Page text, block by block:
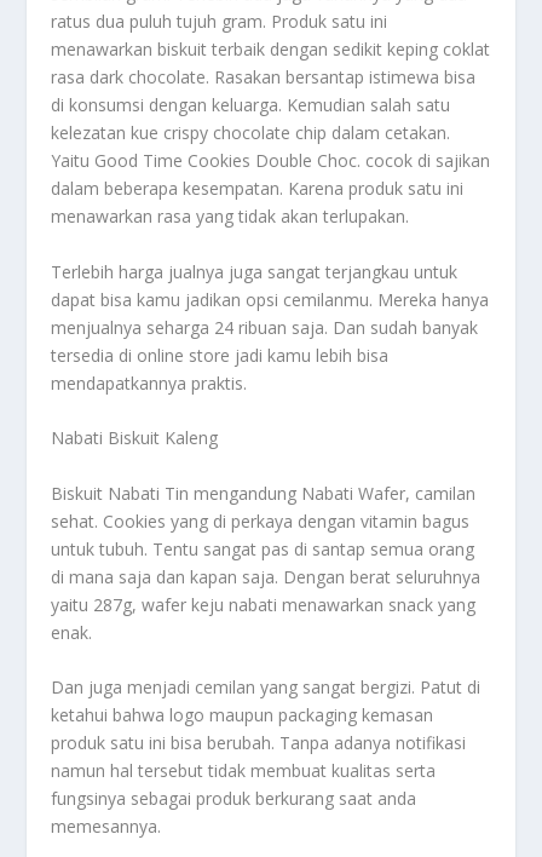
ratus dua puluh tujuh gram. Produk satu ini
menawarkan biskuit terbaik dengan sedikit keping coklat
rasa dark chocolate. Rasakan bersantap istimewa bisa
di konsumsi dengan keluarga. Kemudian salah satu
kelezatan kue crispy chocolate chip dalam cetakan.
Yaitu Good Time Cookies Double Choc. cocok di sajikan
dalam beberapa kesempatan. Karena produk satu ini
menawarkan rasa yang tidak akan terlupakan.
Terlebih harga jualnya juga sangat terjangkau untuk
dapat bisa kamu jadikan opsi cemilanmu. Mereka hanya
menjualnya seharga 24 ribuan saja. Dan sudah banyak
tersedia di online store jadi kamu lebih bisa
mendapatkannya praktis.
Nabati Biskuit Kaleng
Biskuit Nabati Tin mengandung Nabati Wafer, camilan
sehat. Cookies yang di perkaya dengan vitamin bagus
untuk tubuh. Tentu sangat pas di santap semua orang
di mana saja dan kapan saja. Dengan berat seluruhnya
yaitu 287g, wafer keju nabati menawarkan snack yang
enak.
Dan juga menjadi cemilan yang sangat bergizi. Patut di
ketahui bahwa logo maupun packaging kemasan
produk satu ini bisa berubah. Tanpa adanya notifikasi
namun hal tersebut tidak membuat kualitas serta
fungsinya sebagai produk berkurang saat anda
memesannya.